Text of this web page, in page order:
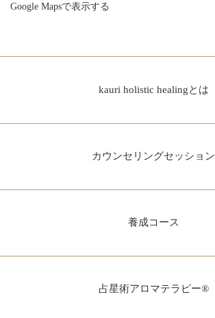
Google Mapsで表示する
kauri holistic healingとは
カウンセリングセッション
養成コース
占星術アロマテラピー®